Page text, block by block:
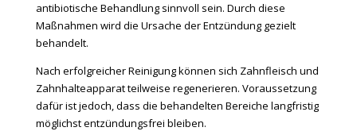
antibiotische Behandlung sinnvoll sein. Durch diese
Maßnahmen wird die Ursache der Entzündung gezielt
behandelt.
Nach erfolgreicher Reinigung können sich Zahnfleisch und
Zahnhalteapparat teilweise regenerieren. Voraussetzung
dafür ist jedoch, dass die behandelten Bereiche langfristig
möglichst entzündungsfrei bleiben.